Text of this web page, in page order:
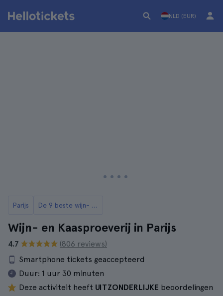
NLD (EUR)
Parijs De 9 beste wijn- en kaasproeverijen in Parijs
Wijn- en Kaasproeverij in Parijs
4.7
(806 reviews)
Smartphone tickets geaccepteerd
Duur: 1 uur 30 minuten
Deze activiteit heeft UITZONDERLIJKE beoordelingen